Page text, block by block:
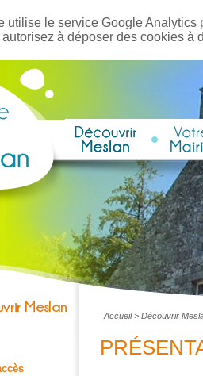
utilise le service Google
à déposer des cookies
Accueil> Découvrir